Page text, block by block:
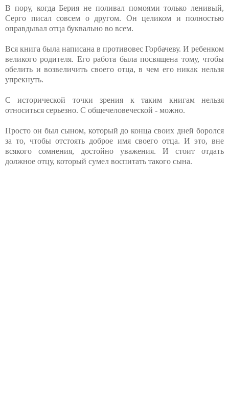
В пору, когда Берия не поливал помоями только ленивый,
Серго писал совсем о другом. Он целиком и полностью
оправдывал отца буквально во всем.
Вся книга была написана в противовес Горбачеву. И ребенком
великого родителя. Его работа была посвящена тому, чтобы
обелить и возвеличить своего отца, в чем его никак нельзя
упрекнуть.
С исторической точки зрения к таким книгам нельзя
относиться серьезно. С общечеловеческой - можно.
Просто он был сыном, который до конца своих дней боролся
за то, чтобы отстоять доброе имя своего отца. И это, вне
всякого сомнения, достойно уважения. И стоит отдать
должное отцу, который сумел воспитать такого сына.